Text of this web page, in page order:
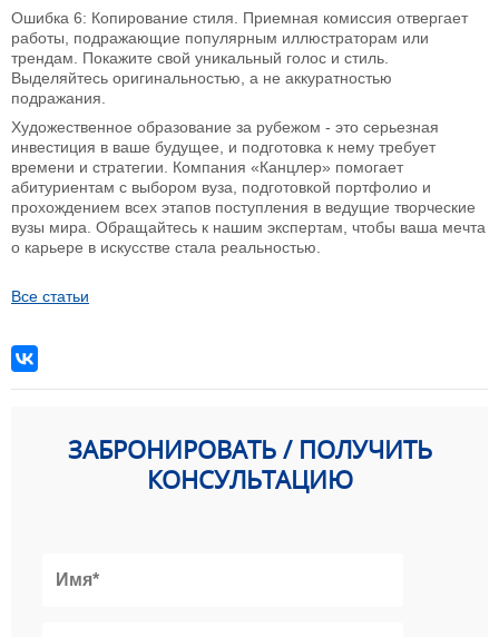
Ошибка 6: Копирование стиля. Приемная комиссия отвергает
работы, подражающие популярным иллюстраторам или
трендам. Покажите свой уникальный голос и стиль.
Выделяйтесь оригинальностью, а не аккуратностью
подражания.
Художественное образование за рубежом - это серьезная
инвестиция в ваше будущее, и подготовка к нему требует
времени и стратегии. Компания «Канцлер» помогает
абитуриентам с выбором вуза, подготовкой портфолио и
прохождением всех этапов поступления в ведущие творческие
вузы мира. Обращайтесь к нашим экспертам, чтобы ваша мечта
о карьере в искусстве стала реальностью.
Все статьи
ЗАБРОНИРОВАТЬ / ПОЛУЧИТЬ
КОНСУЛЬТАЦИЮ